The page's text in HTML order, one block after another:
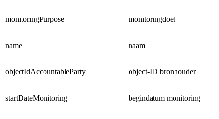
monitoringPurpose monitoringdoel
name naam
objectIdAccountableParty object-ID bronhouder
startDateMonitoring begindatum monitoring